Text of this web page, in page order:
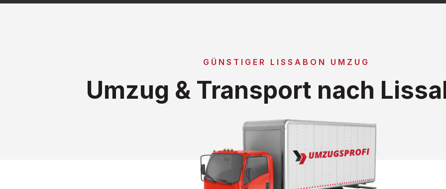
GÜNSTIGER LISSABON UMZUG
Umzug & Transport nach